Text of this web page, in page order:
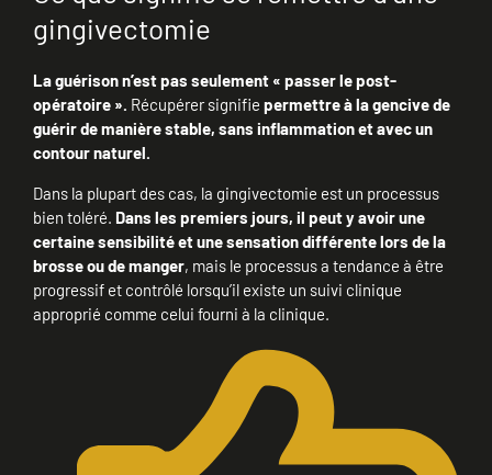
gingivectomie
La guérison n’est pas seulement « passer le post-
opératoire ». Récupérer signifie permettre à la gencive de
guérir de manière stable, sans inflammation et avec un
contour naturel.
Dans la plupart des cas, la gingivectomie est un processus
bien toléré. Dans les premiers jours, il peut y avoir une
certaine sensibilité et une sensation différente lors de la
brosse ou de manger, mais le processus a tendance à être
progressif et contrôlé lorsqu’il existe un suivi clinique
approprié comme celui fourni à la clinique.